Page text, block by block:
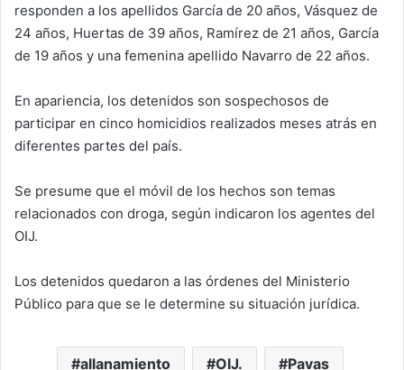
responden a los apellidos García de 20 años, Vásquez de
24 años, Huertas de 39 años, Ramírez de 21 años, García
de 19 años y una femenina apellido Navarro de 22 años.
En apariencia, los detenidos son sospechosos de
participar en cinco homicidios realizados meses atrás en
diferentes partes del país.
Se presume que el móvil de los hechos son temas
relacionados con droga, según indicaron los agentes del
OIJ.
Los detenidos quedaron a las órdenes del Ministerio
Público para que se le determine su situación jurídica.
allanamiento OIJ. Pavas